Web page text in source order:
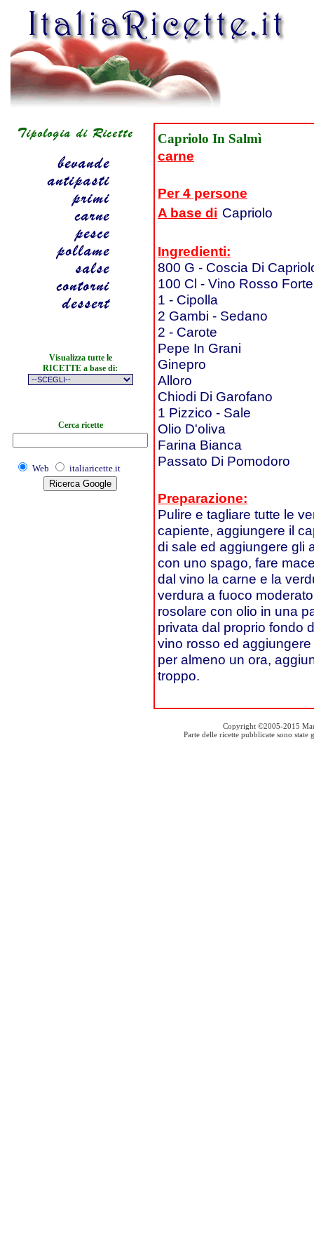
Visualizza tutte le
RICETTE a base di:
Cerca ricette
Web italiaricette.it
Capriolo In Salmì
carne
Per 4 persone
A base di Capriolo
Ingredienti:
800 G - Coscia Di
100 Cl - Vino Rosso Forte
1 - Cipolla
2 Gambi - Sedano
2 - Carote
Pepe In Grani
Ginepro
Alloro
Chiodi Di Garofano
1 Pizzico - Sale
Olio D'oliva
Farina Bianca
Passato Di Pomodoro
Preparazione:
Pulire e tagliare tutte le
capiente, aggiungere il
di sale ed aggiungere gli
con uno spago, fare
dal vino la carne e la
verdura a fuoco
rosolare con olio in una
privata dal proprio fondo
vino rosso ed
per almeno un ora,
troppo.
Copyright ©2005-2015
Parte delle ricette pubblicate sono state